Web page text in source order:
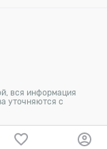
вся информация
уточняются с